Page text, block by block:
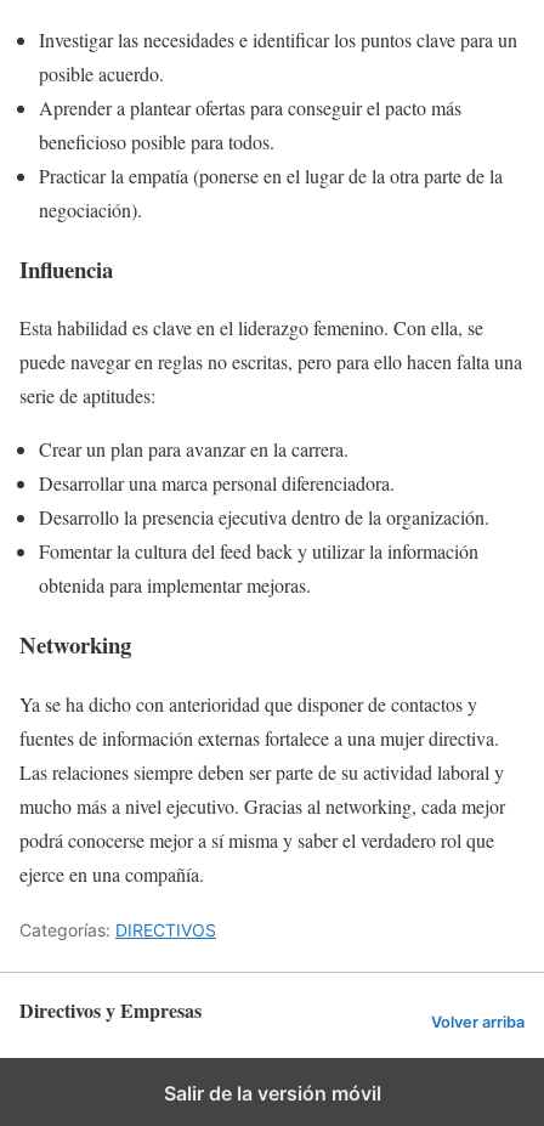
Investigar las necesidades e identificar los puntos clave para un
posible acuerdo.
Aprender a plantear ofertas para conseguir el pacto más
beneficioso posible para todos.
Practicar la empatía (ponerse en el lugar de la otra parte de la
negociación).
Influencia
Esta habilidad es clave en el liderazgo femenino. Con ella, se
puede navegar en reglas no escritas, pero para ello hacen falta una
serie de aptitudes:
Crear un plan para avanzar en la carrera.
Desarrollar una marca personal diferenciadora.
Desarrollo la presencia ejecutiva dentro de la organización.
Fomentar la cultura del feed back y utilizar la información
obtenida para implementar mejoras.
Networking
Ya se ha dicho con anterioridad que disponer de contactos y
fuentes de información externas fortalece a una mujer directiva.
Las relaciones siempre deben ser parte de su actividad laboral y
mucho más a nivel ejecutivo. Gracias al networking, cada mejor
podrá conocerse mejor a sí misma y saber el verdadero rol que
ejerce en una compañía.
Categorías: DIRECTIVOS
Directivos y Empresas Volver arriba
Salir de la versión móvil